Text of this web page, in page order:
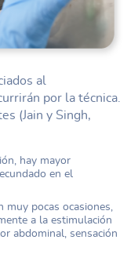
al
por la técnica.
(Jain y Singh,
hay mayor
en el
pocas ocasiones,
a la estimulación
abdominal, sensación